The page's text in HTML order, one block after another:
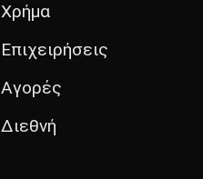
Χρήμα
Επιχειρήσεις
Αγορές
Διεθνή